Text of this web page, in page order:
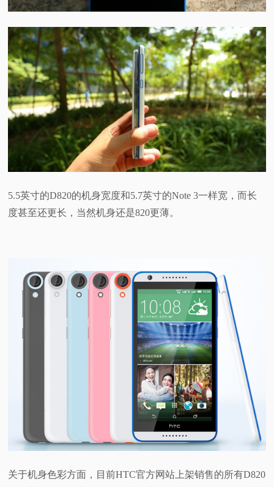
5.5英寸的D820的机身宽度和5.7英寸的Note 3一样宽，而长
度甚至还更长，当然机身还是820更薄。
关于机身色彩方面，目前HTC官方网站上架销售的所有D820